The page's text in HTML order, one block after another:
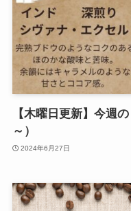
【木曜日更新】今週
～）
2024年6月27日